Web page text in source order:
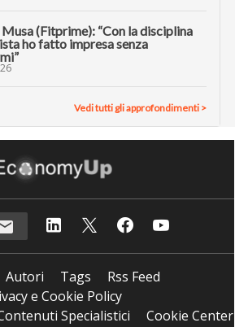
(Fitprime): “Con la disciplina
ho fatto impresa senza
Vedi tutti gli approfondimenti >
Autori Tags
Rss Feed
e Cookie Policy
Specialistici
Cookie Center